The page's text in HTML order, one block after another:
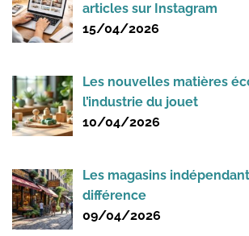
articles sur Instagram
15/04/2026
Les nouvelles matières
l’industrie du jouet
10/04/2026
Les magasins
différence
09/04/2026